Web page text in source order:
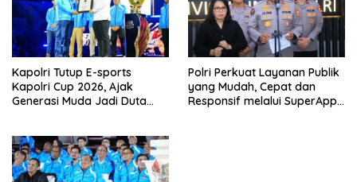
Kapolri Tutup E-sports
Kapolri Cup 2026, Ajak
Generasi Muda Jadi Duta
Polri Perkuat Layanan Publik
yang Mudah, Cepat dan
Responsif melalui SuperApp